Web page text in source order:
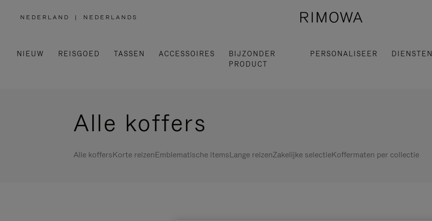
NEDERLAND
,
| NEDERLANDS
NIEUW REISGOED TASSEN ACCESSOIRES
BIJZONDER
PRODUCT
PERSONALISEER DIENSTEN
Alle koffers
Alle koffersKorte reizenEmblematische itemsLange reizenZakelijke selectieKoffermaten per collectie